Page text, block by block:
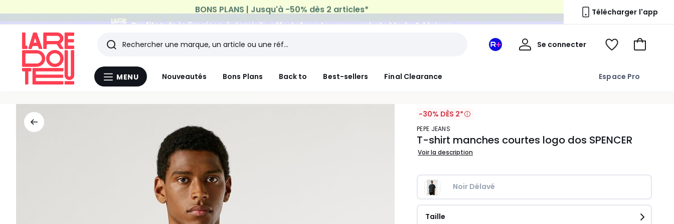
Profitez de la livraison à domicile offerte*sur tous vos achats Mode & Maison Télécharger l'app
Menu
MENU Nouveautés Bons Plans Back to Best-sellers Final Clearance Espace Pro
Rechercher
Les
derniers
consultés
Mon
Se connecter
Mon
Voir
Aller
-30% DÈS 2*
PEPE JEANS
T-shirt manches courtes logo dos SPENCER
Voir la description
Noir Délavé
Taille